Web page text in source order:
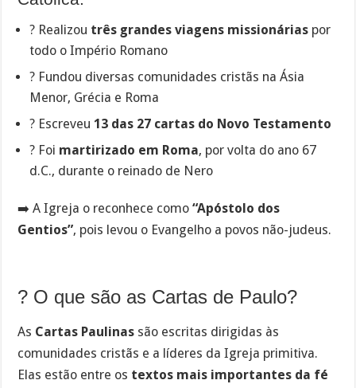
? Realizou três grandes viagens missionárias por
todo o Império Romano
?️ Fundou diversas comunidades cristãs na Ásia
Menor, Grécia e Roma
? Escreveu13 das 27 cartas do Novo Testamento
? Foi martirizado em Roma, por volta do ano 67
d.C., durante o reinado de Nero
➡️ A Igreja o reconhece como“Apóstolo dos
Gentios”, pois levou o Evangelho a povos não-judeus.
? O que são as Cartas de Paulo?
As Cartas Paulinas são escritas dirigidas às
comunidades cristãs e a líderes da Igreja primitiva.
Elas estão entre os textos mais importantes da fé